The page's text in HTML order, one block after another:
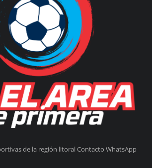
de la región litoral Contacto WhatsApp